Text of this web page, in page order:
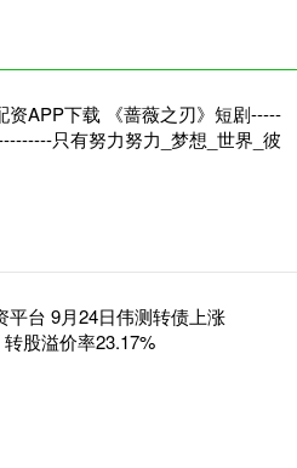
资APP下载 《蔷薇之刃》短剧-----
只有努力努力_梦想_世界_彼
平台 9月24日伟测转债上涨
股溢价率23.17%